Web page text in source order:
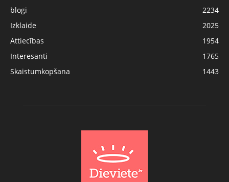
blogi
2234
Izklaide
2025
Attiecības
1954
Interesanti
1765
Skaistumkopšana
1443